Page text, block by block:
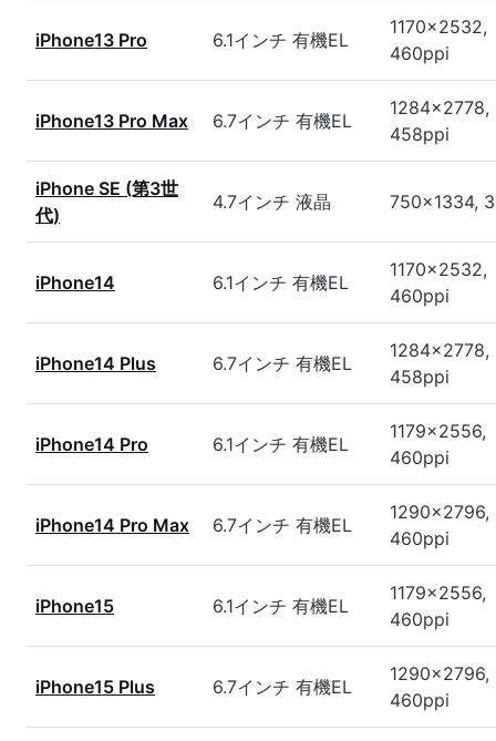
iPhone13 Pro 6.1インチ 有機EL
1170x2532,
460ppi
iPhone13 Pro Max 6.7インチ 有機EL
1284x2778,
458ppi
iPhone SE (第3世
代)
4.7インチ 液晶 750x1334,
iPhone14 6.1インチ 有機EL
1170x2532,
460ppi
iPhone14 Plus 6.7インチ 有機EL
1284x2778,
458ppi
iPhone14 Pro 6.1インチ 有機EL
1179x2556,
460ppi
iPhone14 Pro Max 6.7インチ 有機EL
1290x2796,
460ppi
iPhone15 6.1インチ 有機EL
1179x2556,
460ppi
iPhone15 Plus 6.7インチ 有機EL
1290x2796,
460ppi